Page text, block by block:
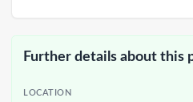
Further details about this
LOCATION